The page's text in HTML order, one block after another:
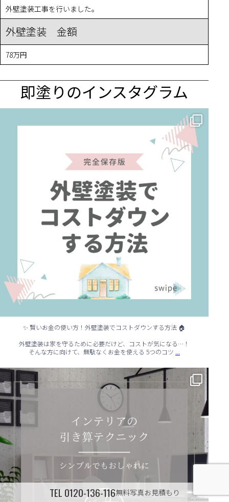
外壁塗装工事を行いました。
外壁塗装 金額
78万円
即塗りのインスタグラム
✨ 賢いお金の使い方！外壁塗装でコストダウンする方法 🏠
✨ 賢いお金の使い方！外壁塗装でコストダウンする方法 🏠
外壁塗装は家を守るために必要だけど、コストが気になる…！
そんな方に向けて、無駄なくお金を使える 5つのコツ ...
✨ シンプルでもおしゃれ！インテリアの引き算テクニック ✨
...
TEL 0120-136-116無料写真お見積もり